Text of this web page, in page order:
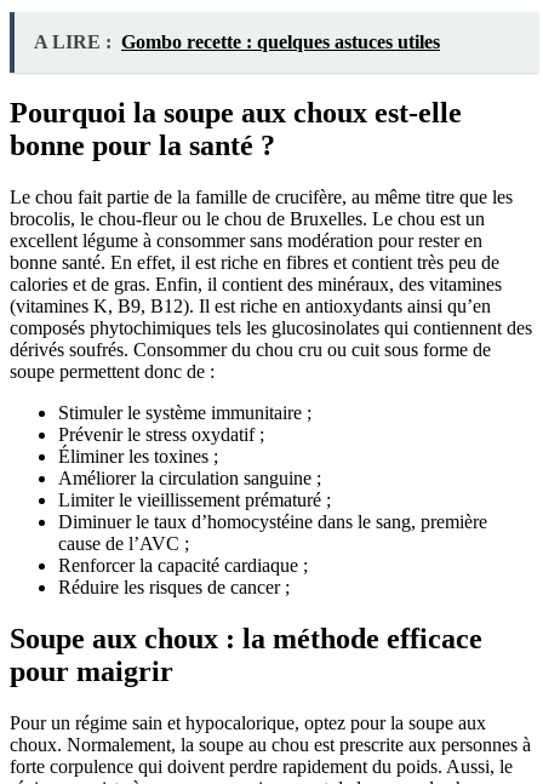
A LIRE : Gombo recette : quelques astuces utiles
Pourquoi la soupe aux choux est-elle
bonne pour la santé ?
Le chou fait partie de la famille de crucifère, au même titre que les
brocolis, le chou-fleur ou le chou de Bruxelles. Le chou est un
excellent légume à consommer sans modération pour rester en
bonne santé. En effet, il est riche en fibres et contient très peu de
calories et de gras. Enfin, il contient des minéraux, des vitamines
(vitamines K, B9, B12). Il est riche en antioxydants ainsi qu’en
composés phytochimiques tels les glucosinolates qui contiennent des
dérivés soufrés. Consommer du chou cru ou cuit sous forme de
soupe permettent donc de :
Stimuler le système immunitaire ;
Prévenir le stress oxydatif ;
Éliminer les toxines ;
Améliorer la circulation sanguine ;
Limiter le vieillissement prématuré ;
Diminuer le taux d’homocystéine dans le sang, première
cause de l’AVC ;
Renforcer la capacité cardiaque ;
Réduire les risques de cancer ;
Soupe aux choux : la méthode efficace
pour maigrir
Pour un régime sain et hypocalorique, optez pour la soupe aux
choux. Normalement, la soupe au chou est prescrite aux personnes à
forte corpulence qui doivent perdre rapidement du poids. Aussi, le